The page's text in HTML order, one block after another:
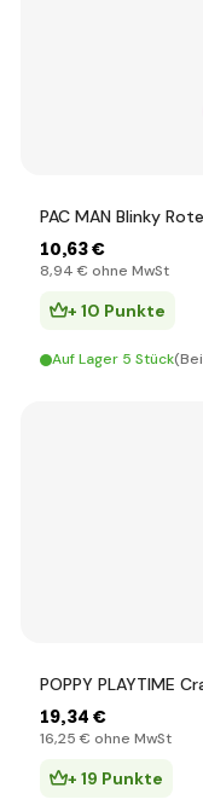
PAC MAN Blinky
10,63 €
8,94 € ohne MwSt
+ 10 Punkte
Auf Lager 5 Stück
POPPY PLAYTIME
19,34 €
16,25 € ohne MwSt
+ 19 Punkte